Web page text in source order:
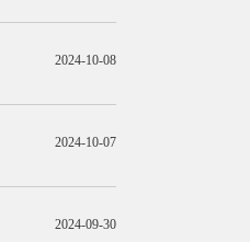
2024-10-08
2024-10-07
2024-09-30